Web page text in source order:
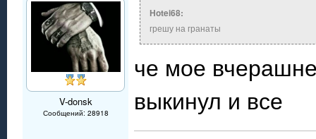
V-donsk
Сообщений: 28918
Hotei68:
грешу на гранаты
че мое
выкинул и все